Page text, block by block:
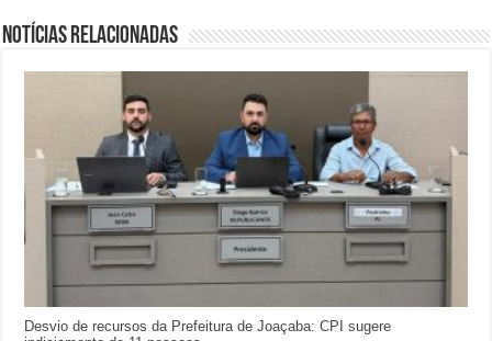
Notícias relacionadas
Desvio de recursos da Prefeitura de Joaçaba: CPI sugere